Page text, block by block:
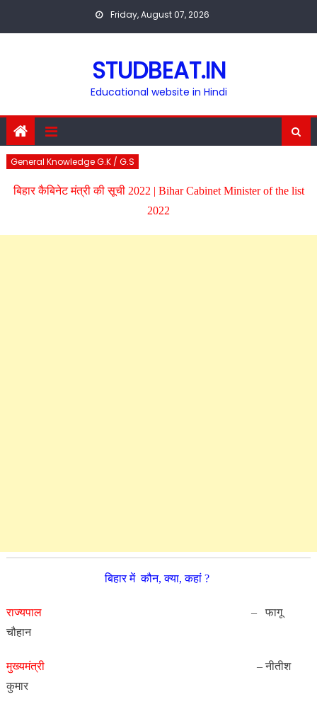
Friday, August 07, 2026
STUDBEAT.IN
Educational website in Hindi
General Knowledge G.K / G.S
बिहार कैबिनेट मंत्री की सूची 2022 | Bihar Cabinet Minister of the list
2022
बिहार में कौन, क्या, कहां ?
राज्यपाल
– फागू
चौहान
मुख्यमंत्री
– नीतीश
कुमार